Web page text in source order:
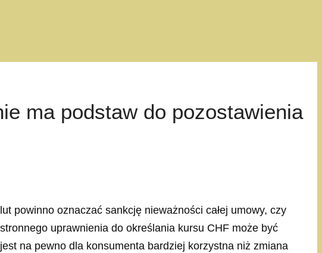
ma podstaw do pozostawienia
powinno oznaczać sankcję nieważności całej umowy, czy
uprawnienia do określania kursu CHF może być
na pewno dla konsumenta bardziej korzystna niż zmiana